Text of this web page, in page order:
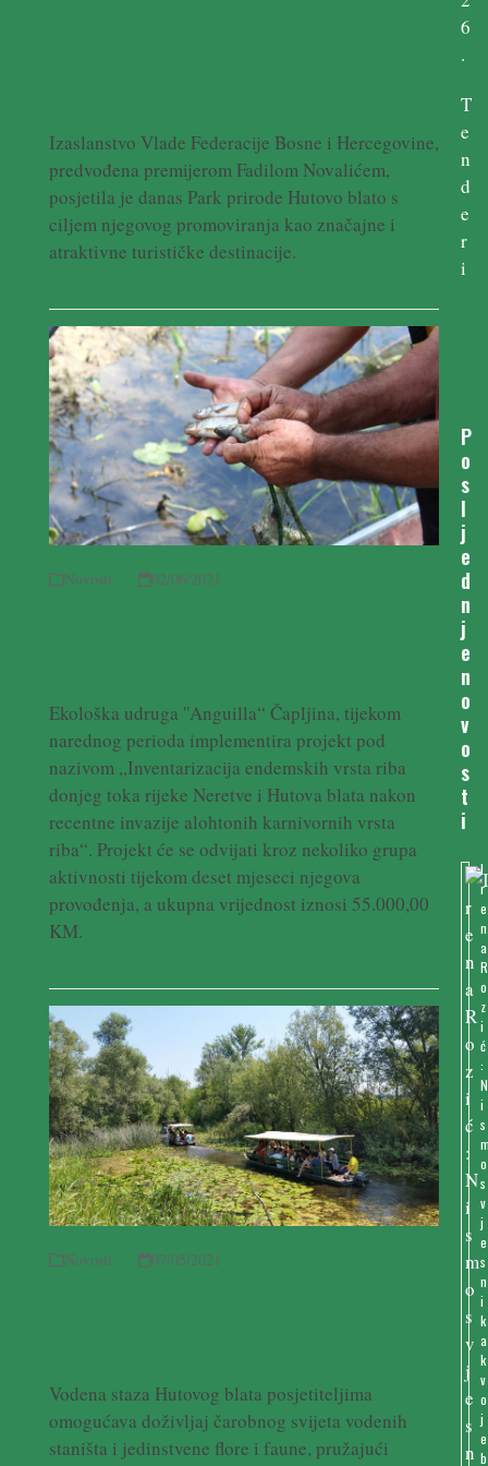
Izaslanstvo Vlade Federacije Bosne i Hercegovine,
predvođena premijerom Fadilom Novalićem,
posjetila je danas Park prirode Hutovo blato s
ciljem njegovog promoviranja kao značajne i
atraktivne turističke destinacije.
Novosti 02/06/2021
Ekološka udruga ''Anguilla“ Čapljina, tijekom
narednog perioda implementira projekt pod
nazivom „Inventarizacija endemskih vrsta riba
donjeg toka rijeke Neretve i Hutova blata nakon
recentne invazije alohtonih karnivornih vrsta
riba“. Projekt će se odvijati kroz nekoliko grupa
aktivnosti tijekom deset mjeseci njegova
provođenja, a ukupna vrijednost iznosi 55.000,00
KM.
Novosti 07/05/2021
Vodena staza Hutovog blata posjetiteljima
omogućava doživljaj čarobnog svijeta vodenih
staništa i jedinstvene flore i faune, pružajući
6
.
T
e
n
d
e
r
i
P
o
s
l
j
e
d
n
j
e
n
o
v
o
s
t
i
I
r
e
n
a
R
o
z
i
ć
:
N
i
s
o
s
v
j
e
s
n
i
k
a
k
v
o
j
e
b